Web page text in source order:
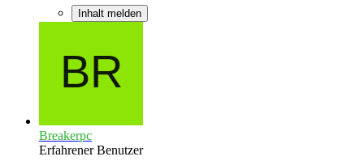
Inhalt melden
Breakerpc
Erfahrener Benutzer